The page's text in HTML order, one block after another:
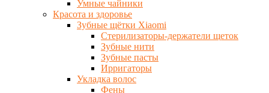
Умные чайники
Красота и здоровье
Зубные щётки Xiaomi
Стерилизаторы-держатели щеток
Зубные нити
Зубные пасты
Ирригаторы
Укладка волос
Фены